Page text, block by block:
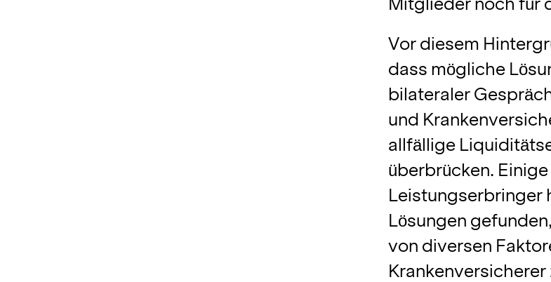
Vor diesem
dass mögliche
bilateraler
und
allfällige
überbrücken.
Leistungserbringer
Lösungen
von diversen